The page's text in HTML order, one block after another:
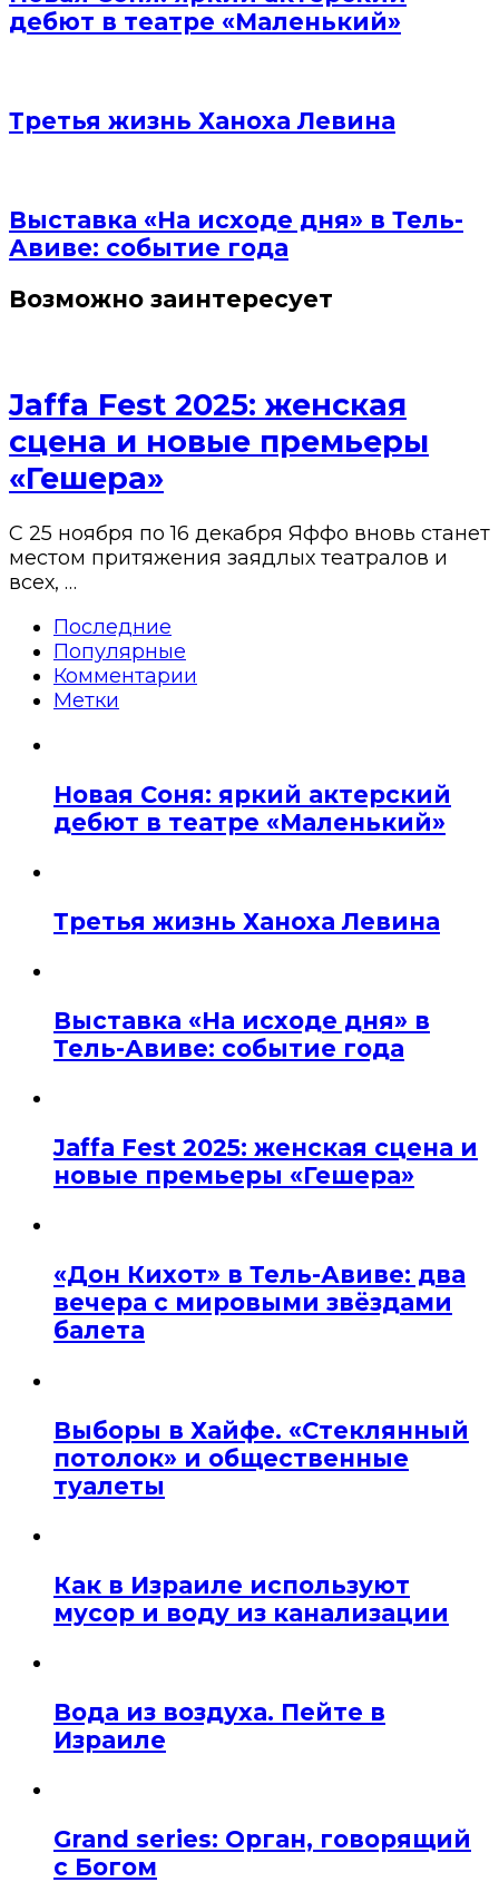
дебют в театре «Маленький»
Третья жизнь Ханоха Левина
Выставка «На исходе дня» в Тель-
Авиве: событие года
Возможно заинтересует
Jaffa Fest 2025: женская
сцена и новые премьеры
«Гешера»
С 25 ноября по 16 декабря Яффо вновь станет
местом притяжения заядлых театралов и
всех, …
Последние
Популярные
Комментарии
Метки
Новая Соня: яркий актерский
дебют в театре «Маленький»
Третья жизнь Ханоха Левина
Выставка «На исходе дня» в
Тель-Авиве: событие года
Jaffa Fest 2025: женская сцена и
новые премьеры «Гешера»
«Дон Кихот» в Тель-Авиве: два
вечера с мировыми звёздами
балета
Выборы в Хайфе. «Стеклянный
потолок» и общественные
туалеты
Как в Израиле используют
мусор и воду из канализации
Вода из воздуха. Пейте в
Израиле
Grand series: Орган, говорящий
с Богом